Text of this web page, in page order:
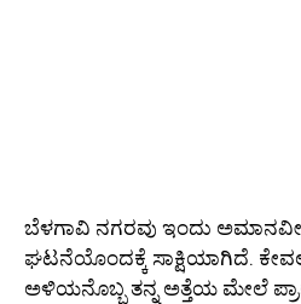
ಬೆಳಗಾವಿ ನಗರವು ಇಂದು
ಘಟನೆಯೊಂದಕ್ಕೆ ಸಾಕ್ಷಿಯಾಗಿದೆ. ಕೇವಲ
ಅಳಿಯನೊಬ್ಬ ತನ್ನ ಅತ್ತೆಯ ಮೇಲೆ